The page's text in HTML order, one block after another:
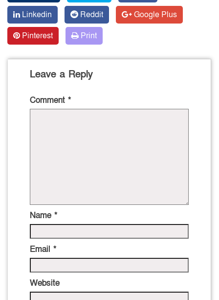
Linkedin
Reddit
Google Plus
Pinterest
Print
Leave a Reply
Comment *
Name *
Email *
Website